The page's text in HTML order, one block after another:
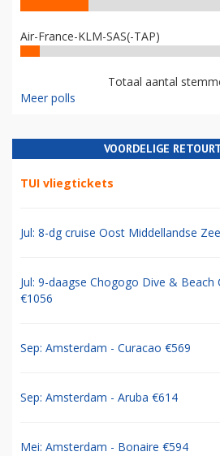
Air-France-KLM-SAS(-TAP)
Totaal aantal
Meer polls
VOORDELIGE
TUI vliegtickets
Jul: 8-dg cruise Oost Middellandse
Jul: 9-daagse Chogogo Dive & Beach
€1056
Sep: Amsterdam - Curacao €569
Sep: Amsterdam - Aruba €614
Mei: Amsterdam - Bonaire €594